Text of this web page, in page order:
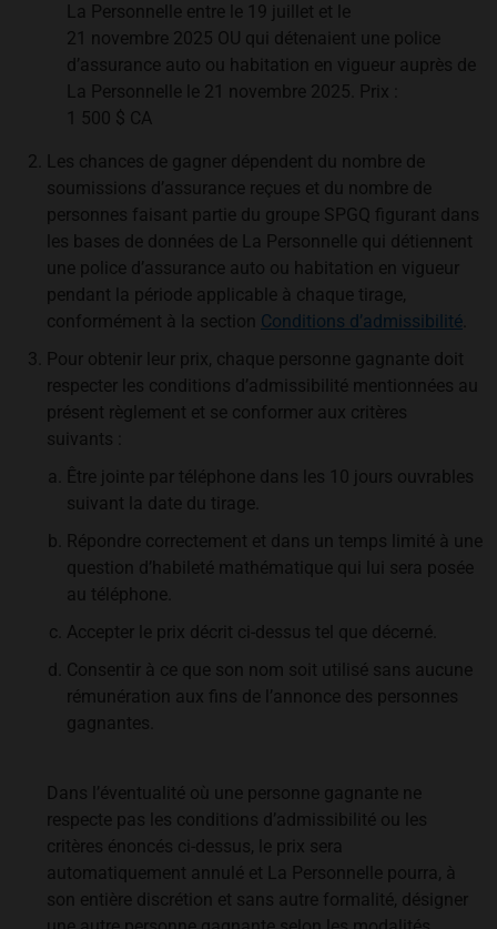
La Personnelle entre le 19 juillet et le
21 novembre 2025 OU qui détenaient une police
d’assurance auto ou habitation en vigueur auprès de
La Personnelle le 21 novembre 2025. Prix :
1 500 $ CA
Les chances de gagner dépendent du nombre de
soumissions d’assurance reçues et du nombre de
personnes faisant partie du groupe SPGQ figurant dans
les bases de données de La Personnelle qui détiennent
une police d’assurance auto ou habitation en vigueur
pendant la période applicable à chaque tirage,
conformément à la section Conditions d’admissibilité
Pour obtenir leur prix, chaque personne gagnante doit
respecter les conditions d’admissibilité mentionnées au
présent règlement et se conformer aux critères
suivants :
Être jointe par téléphone dans les 10 jours ouvrables
suivant la date du tirage.
Répondre correctement et dans un temps limité à une
question d’habileté mathématique qui lui sera posée
au téléphone.
Accepter le prix décrit ci-dessus tel que décerné.
Consentir à ce que son nom soit utilisé sans aucune
rémunération aux fins de l’annonce des personnes
gagnantes.
Dans l’éventualité où une personne gagnante ne
respecte pas les conditions d’admissibilité ou les
critères énoncés ci-dessus, le prix sera
automatiquement annulé et La Personnelle pourra, à
son entière discrétion et sans autre formalité, désigner